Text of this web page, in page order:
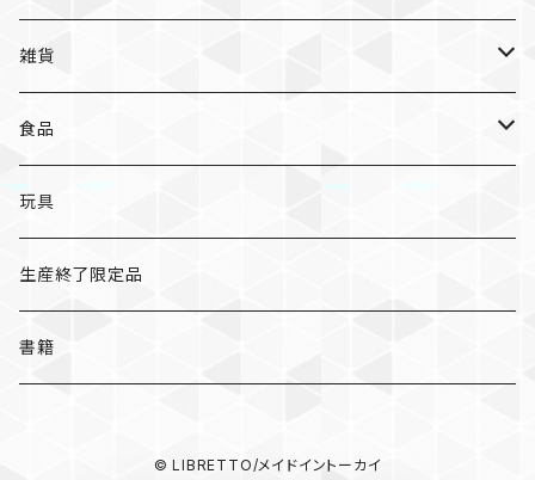
スリッパ
ぬいぐるみ
カレー
ペンケース
メモパッド
ガチャガチャ
マグネット
オトンノアトリエ
むらまつしおり
ますこえり
柳原良平
荒井良二
岐阜
三重
静岡
ポストカード/カード
クリアファイル
レターセット
そえぶみ箋/遊び箋/小文箋
そえぶみ箋
ポチ袋
雑貨
猫ちゃんアルファベットチャーム
A
B
入浴料
ガチャガチャ
ピンバッジ/缶バッジ
食品
カレー
ラーメン
お菓子
玩具
生産終了限定品
書籍
© LIBRETTO/メイドイントーカイ